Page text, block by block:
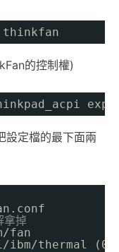
thinkfan
的控制權)
設定檔的最下面兩
.conf
拿掉
fan
ibm/thermal